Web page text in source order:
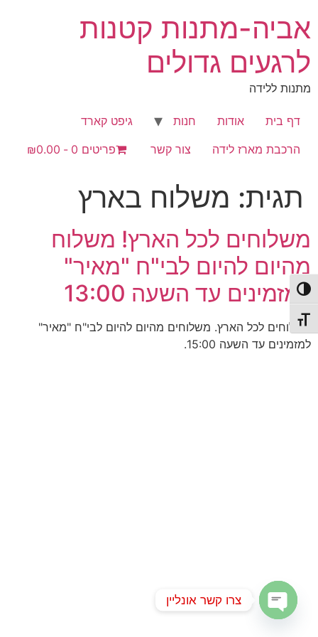
הפעל/כבה ניגודיות גבוהה
מתג גודל גופן
לתוכן
אביה-מתנות קטנות
לרגעים גדולים
מתנות ללידה
דף בית אודות חנות
גיפט קארד
הרכבת מארז לידה
צור קשר פריטים 0 ₪0.00
תגית: משלוח בארץ
משלוחים לכל הארץ! משלוח
מהיום להיום לבי"ח "מאיר"
למזמינים עד השעה 13:00
משלוחים לכל הארץ. משלוחים מהיום להיום לבי"ח "מאיר"
למזמינים עד השעה 15:00.
צרו קשר אונליין